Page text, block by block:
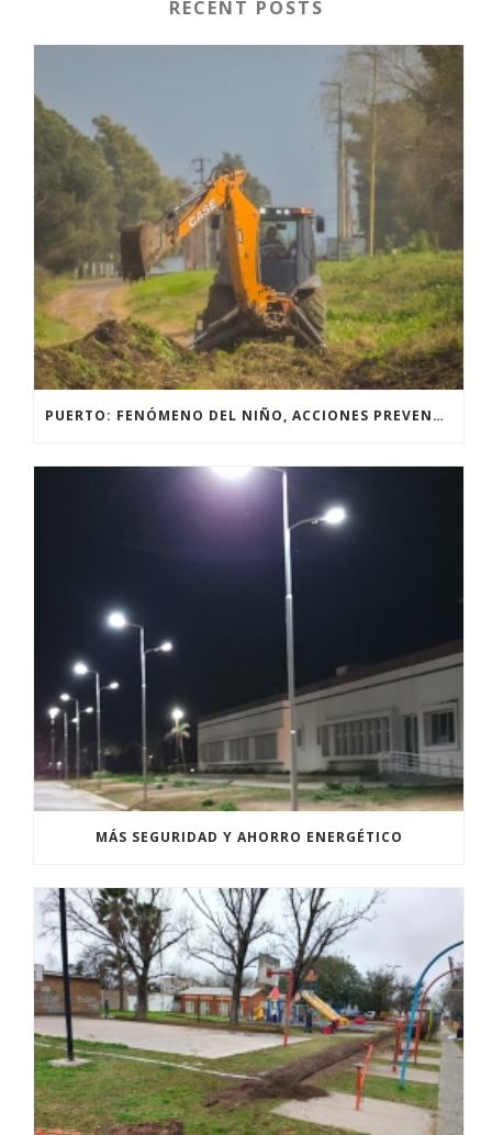
RECENT POSTS
PUERTO: FENÓMENO DEL NIÑO, ACCIONES PREVENTIVAS Y OBRAS.
MÁS SEGURIDAD Y AHORRO ENERGÉTICO